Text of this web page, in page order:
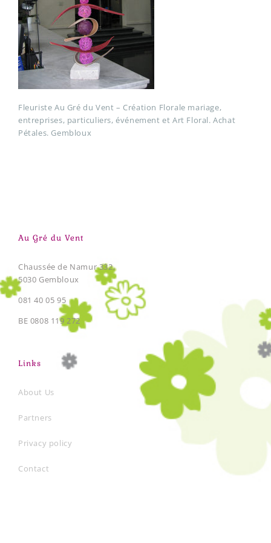
Fleuriste Au Gré du Vent – Création Florale mariage,
entreprises, particuliers, événement et Art Floral. Achat
Pétales. Gembloux
Au Gré du Vent
Chaussée de Namur 332,
5030 Gembloux
081 40 05 95
BE 0808 119 272
Links
About Us
Partners
Privacy policy
Contact